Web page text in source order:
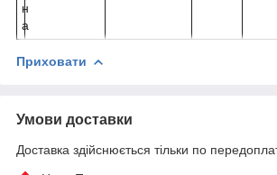
н
а
Приховати
Умови доставки
Доставка здійснюється тільки по